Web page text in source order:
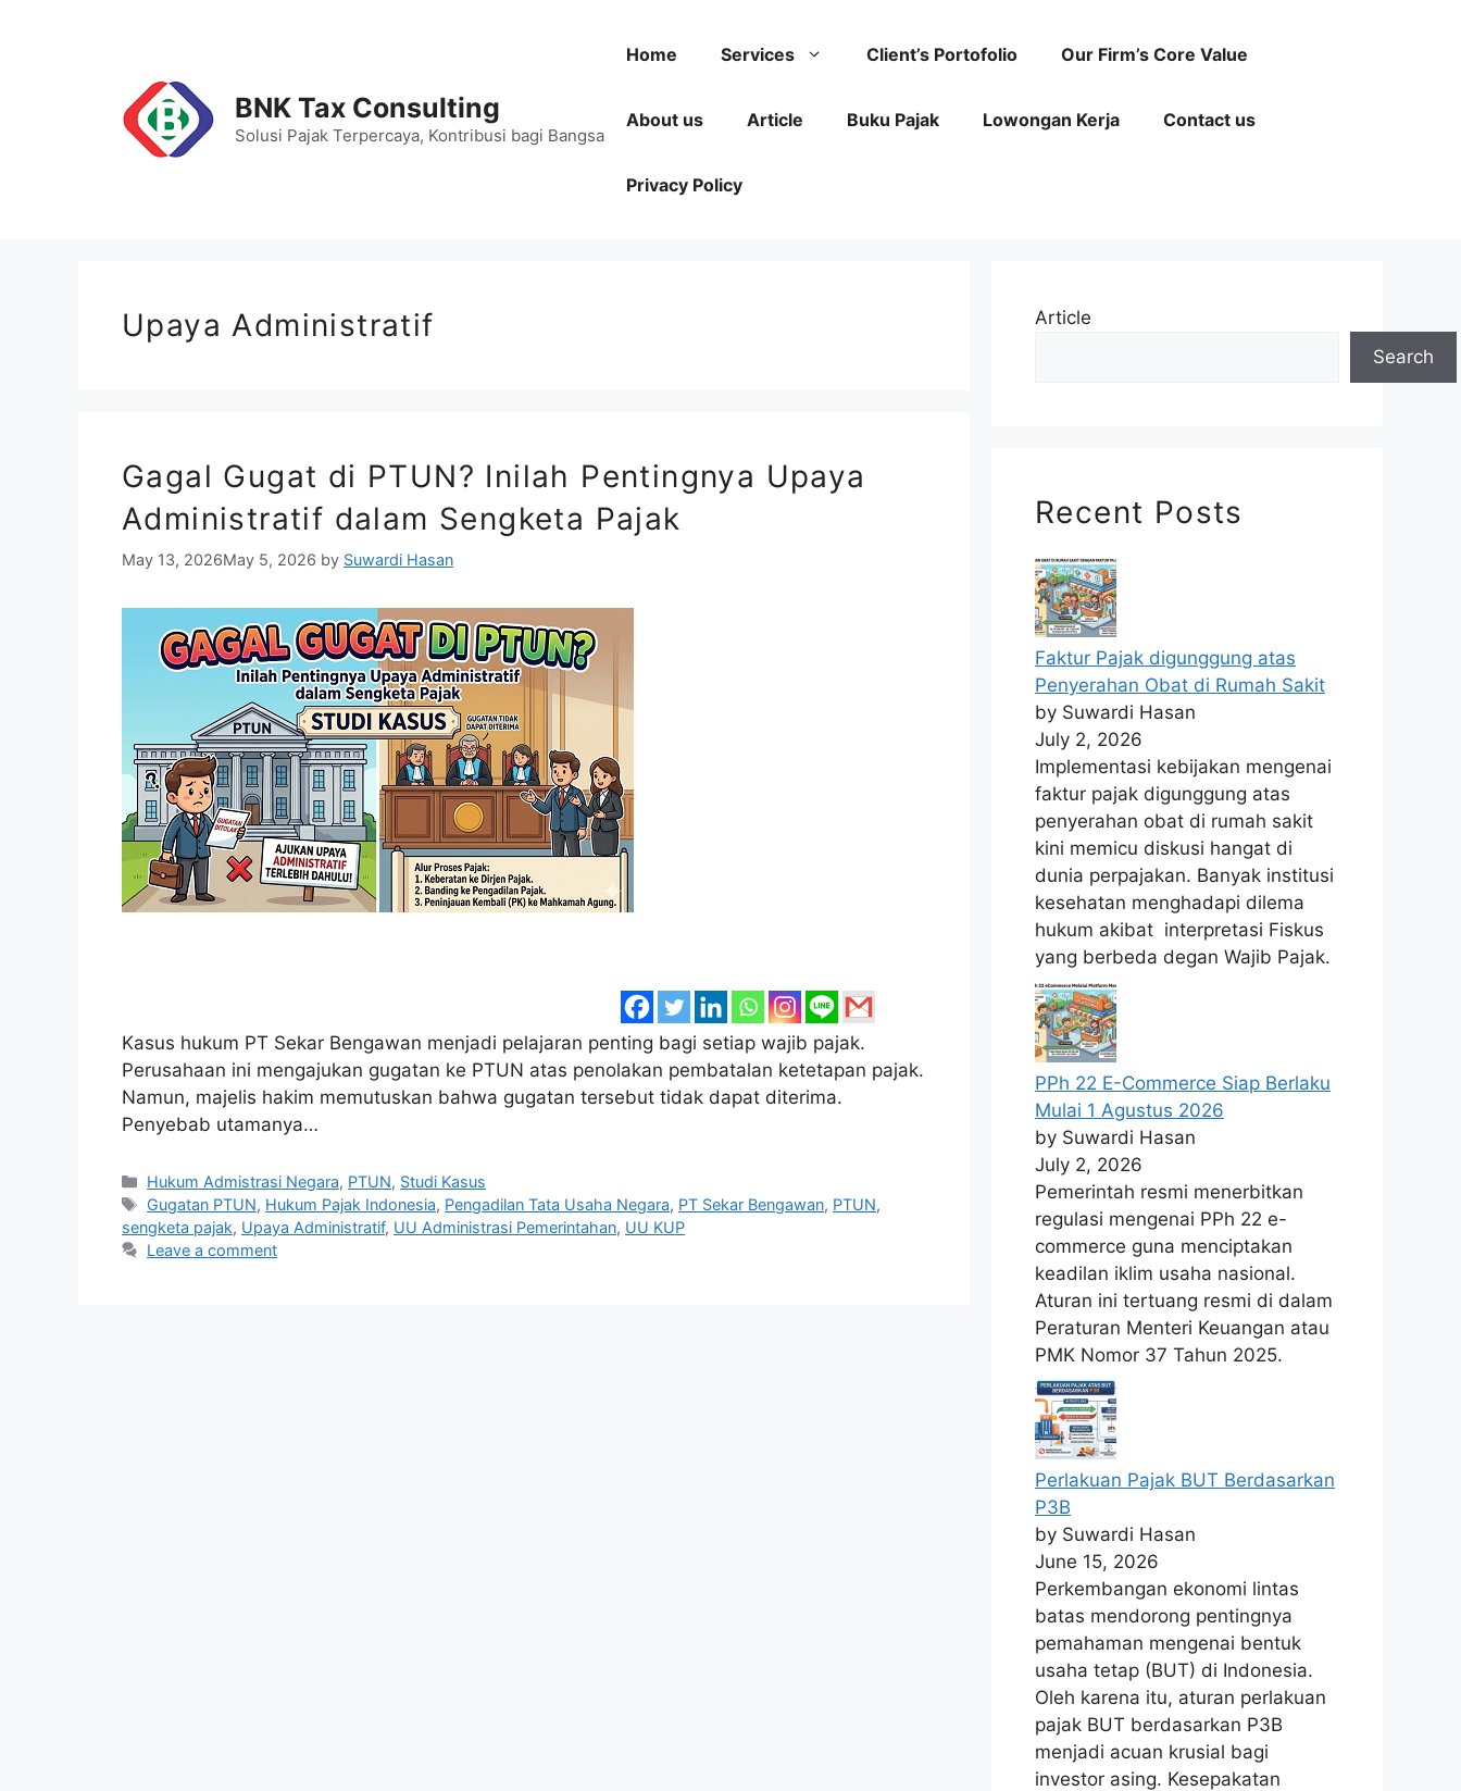
BNK Tax Consulting
Solusi Pajak Terpercaya, Kontribusi bagi Bangsa
Home Services Client’s Portofolio Our Firm’s Core Value
About us Article Buku Pajak Lowongan Kerja Contact us
Privacy Policy
Upaya Administratif
Gagal Gugat di PTUN? Inilah Pentingnya Upaya
Administratif dalam Sengketa Pajak
May 13, 2026May 5, 2026 by Suwardi Hasan
Kasus hukum PT Sekar Bengawan menjadi pelajaran penting bagi setiap wajib pajak.
Perusahaan ini mengajukan gugatan ke PTUN atas penolakan pembatalan ketetapan pajak.
Namun, majelis hakim memutuskan bahwa gugatan tersebut tidak dapat diterima.
Penyebab utamanya…
Categories
Hukum Admistrasi Negara, PTUN, Studi Kasus
Tags
Gugatan PTUN, Hukum Pajak Indonesia, Pengadilan Tata Usaha Negara, PT Sekar Bengawan, PTUN,
sengketa pajak, Upaya Administratif, UU Administrasi Pemerintahan, UU KUP
Leave a comment
Article
Search
Recent Posts
Faktur Pajak digunggung atas
Penyerahan Obat di Rumah Sakit
by Suwardi Hasan
July 2, 2026
Implementasi kebijakan mengenai
faktur pajak digunggung atas
penyerahan obat di rumah sakit
kini memicu diskusi hangat di
dunia perpajakan. Banyak institusi
kesehatan menghadapi dilema
hukum akibat interpretasi Fiskus
yang berbeda degan Wajib Pajak.
PPh 22 E-Commerce Siap Berlaku
Mulai 1 Agustus 2026
by Suwardi Hasan
July 2, 2026
Pemerintah resmi menerbitkan
regulasi mengenai PPh 22 e-
commerce guna menciptakan
keadilan iklim usaha nasional.
Aturan ini tertuang resmi di dalam
Peraturan Menteri Keuangan atau
PMK Nomor 37 Tahun 2025.
Perlakuan Pajak BUT Berdasarkan
P3B
by Suwardi Hasan
June 15, 2026
Perkembangan ekonomi lintas
batas mendorong pentingnya
pemahaman mengenai bentuk
usaha tetap (BUT) di Indonesia.
Oleh karena itu, aturan perlakuan
pajak BUT berdasarkan P3B
menjadi acuan krusial bagi
investor asing. Kesepakatan